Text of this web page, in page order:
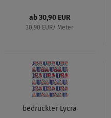
ab 30,90 EUR
30,90 EUR/ Meter
bedruckter Lycra